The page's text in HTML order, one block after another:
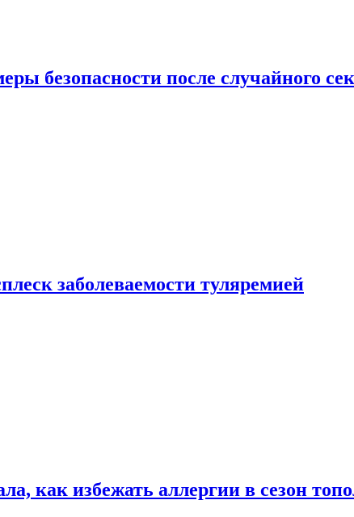
безопасности после случайного
заболеваемости туляремией
как избежать аллергии в сезон